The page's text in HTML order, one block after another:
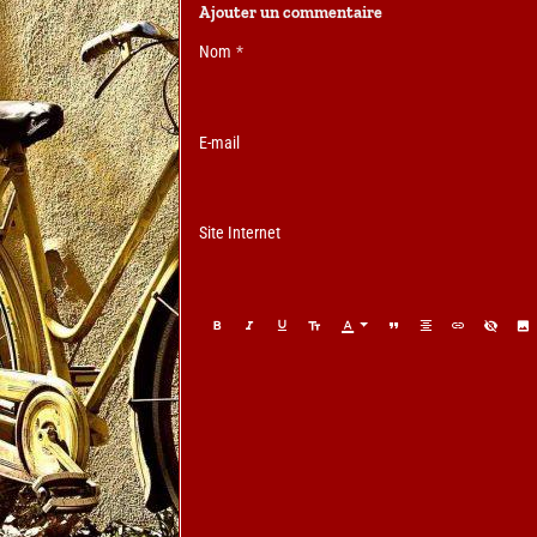
Ajouter un commentaire
Nom
E-mail
Site Internet